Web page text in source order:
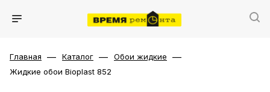
Главная — Каталог — Обои жидкие —
Жидкие обои Bioplast 852